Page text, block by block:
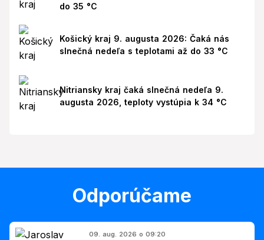
do 35 °C
Košický kraj 9. augusta 2026: Čaká nás
slnečná nedeľa s teplotami až do 33 °C
Nitriansky kraj čaká slnečná nedeľa 9.
augusta 2026, teploty vystúpia k 34 °C
Odporúčame
09. aug. 2026 o 09:20